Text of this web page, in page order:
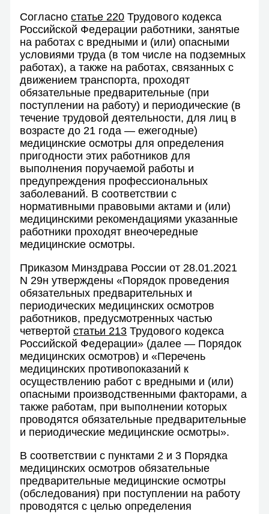
Согласностатье 220 Трудового кодекса
Российской Федерации работники, занятые
на работах с вредными и (или) опасными
условиями труда (в том числе на подземных
работах), а также на работах, связанных с
движением транспорта, проходят
обязательные предварительные (при
поступлении на работу) и периодические (в
течение трудовой деятельности, для лиц в
возрасте до 21 года — ежегодные)
медицинские осмотры для определения
пригодности этих работников для
выполнения поручаемой работы и
предупреждения профессиональных
заболеваний. В соответствии с
нормативными правовыми актами и (или)
медицинскими рекомендациями указанные
работники проходят внеочередные
медицинские осмотры.
Приказом Минздрава России от 28.01.2021
N 29н утверждены «Порядок проведения
обязательных предварительных и
периодических медицинских осмотров
работников, предусмотренных частью
четвертойстатьи 213 Трудового кодекса
Российской Федерации» (далее — Порядок
медицинских осмотров) и «Перечень
медицинских противопоказаний к
осуществлению работ с вредными и (или)
опасными производственными факторами, а
также работам, при выполнении которых
проводятся обязательные предварительные
и периодические медицинские осмотры».
В соответствии с пунктами 2 и 3 Порядка
медицинских осмотров обязательные
предварительные медицинские осмотры
(обследования) при поступлении на работу
проводятся с целью определения